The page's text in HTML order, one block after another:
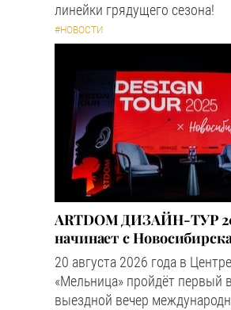
линейки грядущего сезона!
#НОВОСТИ
ARTDOM ДИЗАЙН-ТУР
начинает с
20 августа 2026 года в
«Мельница» пройдёт первый
выездной вечер